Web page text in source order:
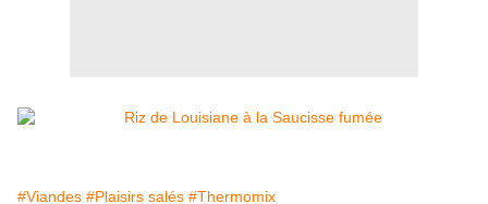
#Viandes #Plaisirs salés #Thermomix